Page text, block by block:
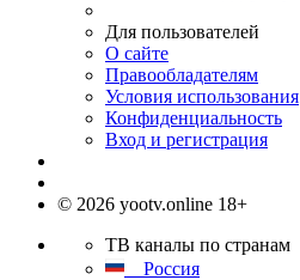
Для пользователей
О сайте
Правообладателям
Условия использования
Конфиденциальность
Вход и регистрация
© 2026 yootv.online 18+
ТВ каналы по странам
Россия